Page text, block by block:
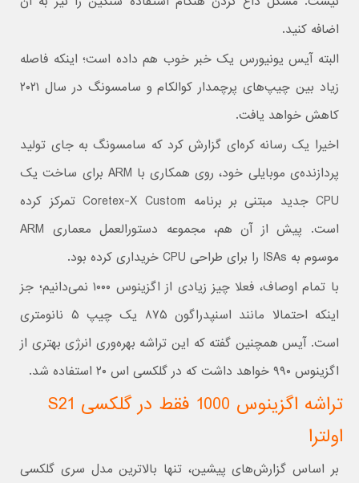
اضافه کنید.
البته آیس یونیورس یک خبر خوب هم داده است؛ اینکه فاصله
زیاد بین چیپ‌های پرچمدار کوالکام و سامسونگ در سال ۲۰۲۱
کاهش خواهد یافت.
اخیرا یک رسانه کره‌ای گزارش کرد که سامسونگ به جای تولید
پردازنده‌ی موبایلی خود، روی همکاری با ARM برای ساخت یک
CPU جدید مبتنی بر برنامه Coretex-X Custom تمرکز کرده
است. پیش از آن هم، مجموعه دستورالعمل معماری ARM
موسوم به ISAs را برای طراحی CPU خریداری کرده بود.
با تمام اوصاف، فعلا چیز زیادی از اگزینوس ۱۰۰۰ نمی‌دانیم؛ جز
اینکه احتمالا مانند اسنپدراگون ۸۷۵ یک چیپ ۵ نانومتری
است. آیس همچنین گفته که این تراشه بهره‌وری انرژی بهتری از
اگزینوس ۹۹۰ خواهد داشت که در گلکسی اس ۲۰ استفاده شد.
تراشه اگزینوس 1000 فقط در گلکسی S21
اولترا
بر اساس گزارش‌های پیشین، تنها بالاترین مدل سری گلکسی